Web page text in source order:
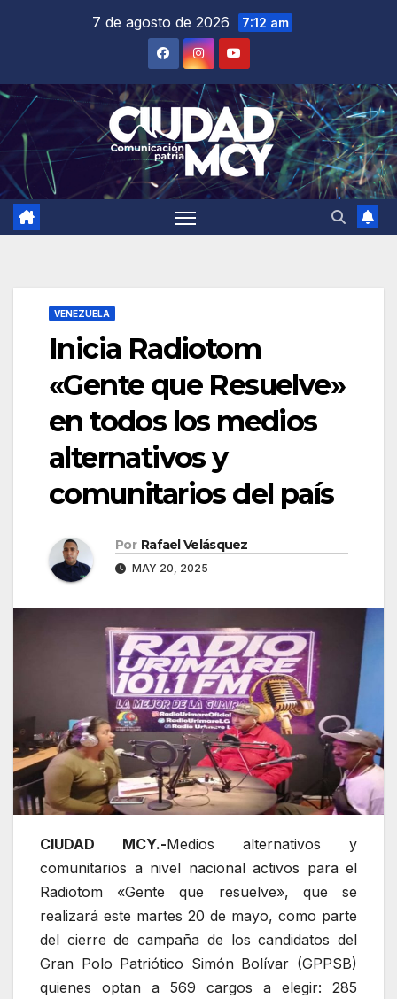
7 de agosto de 2026 7:12 am
VENEZUELA
Inicia Radiotom
«Gente que Resuelve»
en todos los medios
alternativos y
comunitarios del país
Por Rafael Velásquez
MAY 20, 2025
CIUDAD MCY.-Medios alternativos y
comunitarios a nivel nacional activos para el
Radiotom «Gente que resuelve», que se
realizará este martes 20 de mayo, como parte
del cierre de campaña de los candidatos del
Gran Polo Patriótico Simón Bolívar (GPPSB)
quienes optan a 569 cargos a elegir: 285